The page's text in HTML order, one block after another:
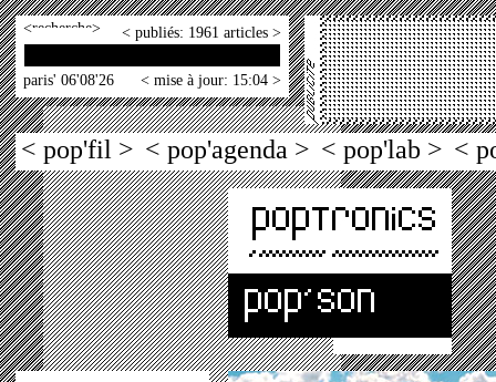
< > < publiés: 1961 articles >
paris' 06'08'26 < mise à jour: 15:04 >
< pop'fil > < pop'agenda > < pop'lab > <